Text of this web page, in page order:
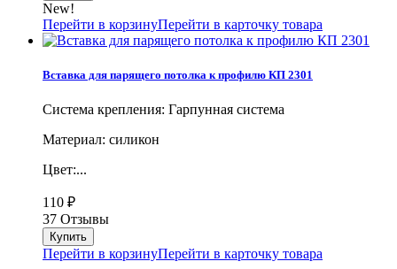
New!
Перейти в корзинуПерейти в карточку товара
Вставка для парящего потолка к профилю КП 2301
Система крепления: Гарпунная система
Материал: силикон
Цвет:...
110 ₽
37 Отзывы
Перейти в корзинуПерейти в карточку товара